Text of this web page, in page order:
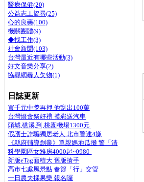
醫療保健(20)
公益志工協尋(25)
心的良藥(100)
機關團體(9)
◆找工作(3)
社會新聞(103)
台灣最近有哪些活動(3)
好文音樂分享(2)
協尋網尋人失物(1)
日誌更新
買千元中獎再押 他刮出100萬
台灣燈會祭好禮 摸彩送汽車
頭城,礁溪,到,桃園機場1300元
假護士詐騙獨居老人 北市警逮4嫌
《縣府輔導創業》單親媽地瓜攤 警「清
科學園區女雅房4000起~0980-
新版eTag面積大 舊版搶手
高市七處風景點 春節「行」交管
一日農夫採果樂 報名囉